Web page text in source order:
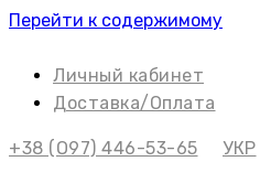
Перейти к содержимому
Личный кабинет
Доставка/Оплата
+38 (О97) 446-53-65 УКР